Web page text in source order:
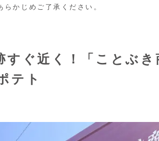
すぐ近く！「ことぶ
テト
かじめご了承ください。